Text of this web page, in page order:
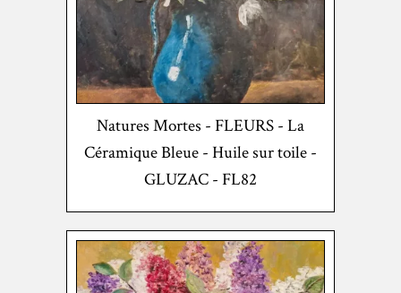
Natures Mortes - FLEURS - La
Céramique Bleue - Huile sur toile -
GLUZAC - FL82